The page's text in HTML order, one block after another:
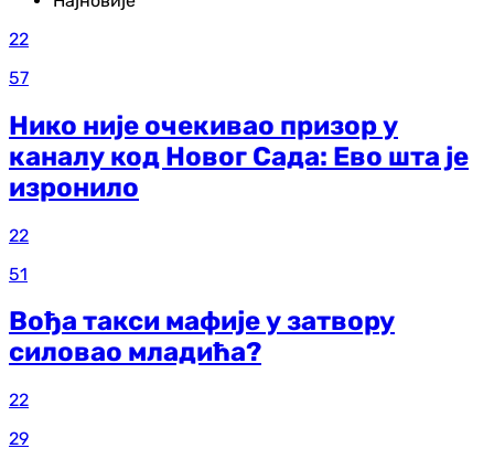
22
57
Нико није очекивао призор у
каналу код Новог Сада: Ево шта је
изронило
22
51
Вођа такси мафије у затвору
силовао младића?
22
29